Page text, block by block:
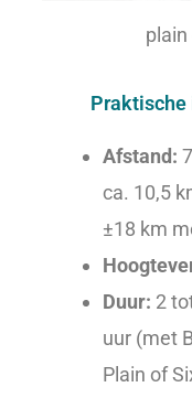
Praktische
Afstand:
ca. 10,5
±18 km
Duur: 2
uur (met
Plain of